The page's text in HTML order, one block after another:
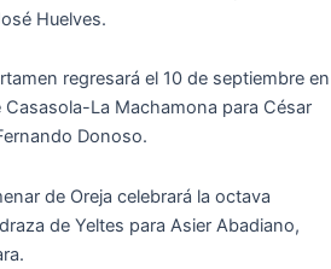
é Huelves.
regresará el 10 de septiembre en
La Machamona para César
Donoso.
de Oreja celebrará la octava
de Yeltes para Asier Abadiano,